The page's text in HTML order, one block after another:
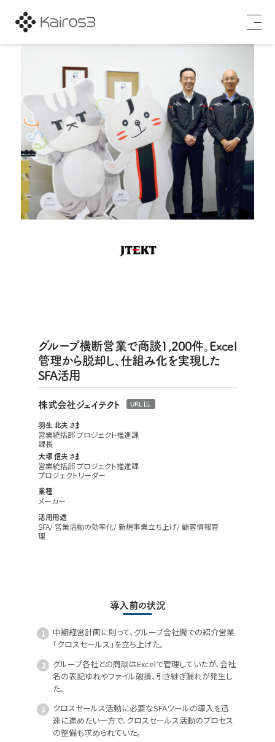
グループ横断営業で商談1,200件。Excel
管理から脱却し、仕組み化を実現した
SFA活用
株式会社ジェイテクト URL
羽生 北夫 さま
営業統括部 プロジェクト推進課
課長
大塚 信夫 さま
営業統括部 プロジェクト推進課
プロジェクトリーダー
業種
メーカー
活用用途
SFA 営業活動の効率化 新規事業立ち上げ 顧客情報管
理
導入前の状況
中期経営計画に則って、グループ会社間での紹介営業
「クロスセールス」を立ち上げた。
グループ各社との商談はExcelで管理していたが、会社
名の表記ゆれやファイル破損、引き継ぎ漏れが発生し
た。
クロスセールス活動に必要なSFAツールの導入を迅
速に進めたい一方で、クロスセールス活動のプロセス
の整備も求められていた。